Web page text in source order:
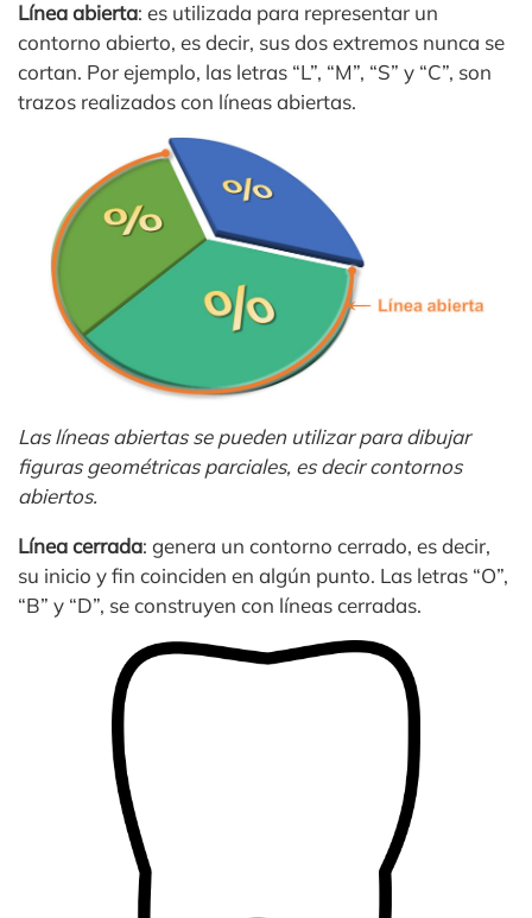
Línea abierta: es utilizada para representar un
contorno abierto, es decir, sus dos extremos nunca se
cortan. Por ejemplo, las letras “L”, “M”, “S” y “C”, son
trazos realizados con líneas abiertas.
Las líneas abiertas se pueden utilizar para dibujar
figuras geométricas parciales, es decir contornos
abiertos.
Línea cerrada: genera un contorno cerrado, es decir,
su inicio y fin coinciden en algún punto. Las letras “O”,
“B” y “D”, se construyen con líneas cerradas.